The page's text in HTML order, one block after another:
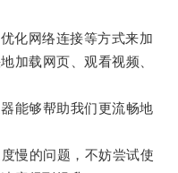
网络连接等方式来加
加载网页、观看视频、
能够帮助我们更流畅地
慢的问题，不妨尝试使